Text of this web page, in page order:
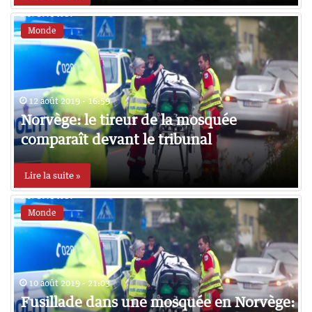
Monde
12 août 2019 - 16:59
Norvège: le tireur de la mosquée
comparaît devant le tribunal
Lire la suite »
Monde
10 août 2019 - 21:03
Fusillade dans une mosquée en Norvège: